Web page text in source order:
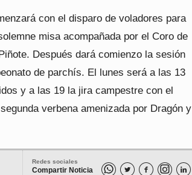
con el disparo de voladores para
misa acompañada por el Coro de
Después dará comienzo la sesión
de parchís. El lunes será a las 13
y a las 19 la jira campestre con el
verbena amenizada por Dragón y
Redes sociales
Compartir Noticia   